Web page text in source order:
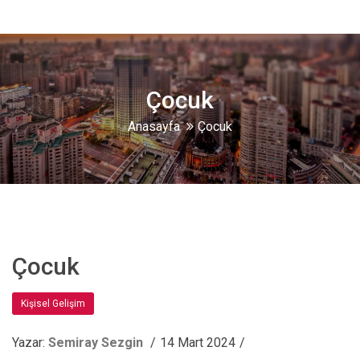
Çocuk
Anasayfa Çocuk
Çocuk
Kişisel Gelişim
Yazar: Semiray Sezgin 14 Mart 2024